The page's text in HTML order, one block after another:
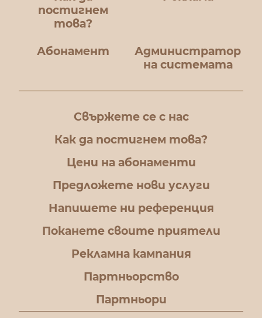
постигнем
това?
Абонамент
Администратор
на системата
Свържете се с нас
Как да постигнем това?
Цени на абонаменти
Предложете нови услуги
Напишете ни референция
Поканете своите приятели
Рекламна кампания
Партньорство
Партньори